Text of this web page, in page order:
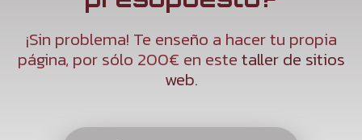
¡Sin problema! Te enseño a hacer tu propia
página, por sólo 200€ en estetaller de sitios
web.